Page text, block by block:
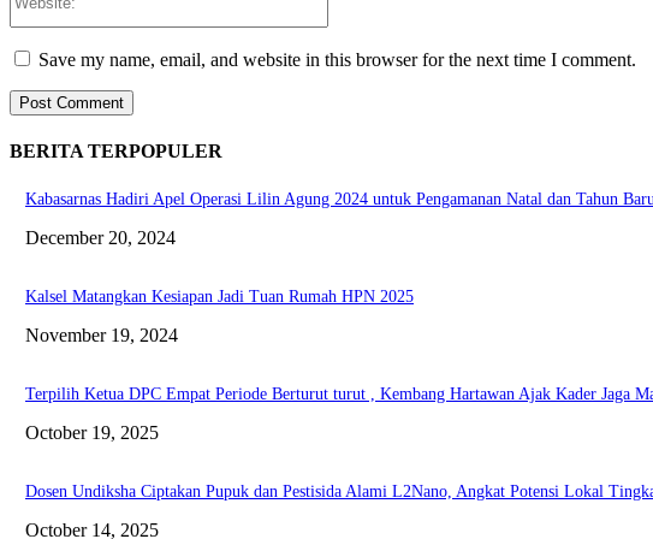
Save my name, email, and website in this browser for the next time I comment.
BERITA TERPOPULER
Kabasarnas Hadiri Apel Operasi Lilin Agung 2024 untuk Pengamanan Natal dan Tahun
December 20, 2024
Kalsel Matangkan Kesiapan Jadi Tuan Rumah HPN 2025
November 19, 2024
Terpilih Ketua DPC Empat Periode Berturut turut , Kembang Hartawan Ajak Kader Jaga
October 19, 2025
Dosen Undiksha Ciptakan Pupuk dan Pestisida Alami L2Nano, Angkat Potensi Lokal
October 14, 2025